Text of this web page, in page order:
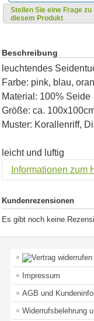
Stellen Sie eine Frage zu
diesem Produkt
Beschreibung
leuchtendes
Farbe: pink, blau,
Material: 100% Seide
Größe: ca.
Muster: Korallenriff,
leicht und luftig
Informationen zum
Kundenrezensionen
Es gibt noch keine
Impressum
AGB und
Widerrufsbelehrung